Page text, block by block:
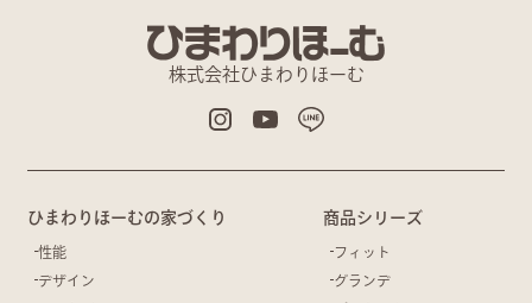
株式会社ひまわりほーむ
ひまわりほーむの家づくり
性能
デザイン
商品シリーズ
フィット
グランデ